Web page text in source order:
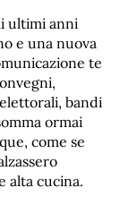
ultimi anni
e una nuova
te
bandi
ormai
come se
alta cucina.